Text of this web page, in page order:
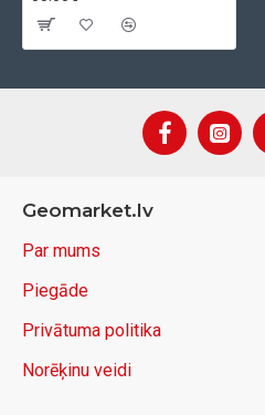
Geomarket.lv
Par mums
Piegāde
Privātuma politika
Norēķinu veidi